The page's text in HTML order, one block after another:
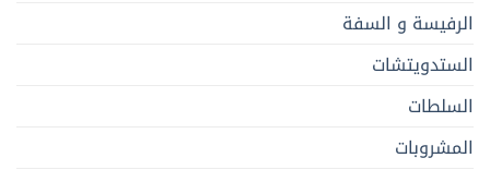
الرفيسة و السفة
الستدويتشات
السلطات
المشروبات